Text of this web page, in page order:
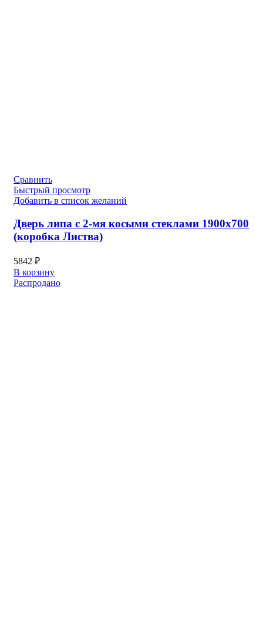
Сравнить
Быстрый просмотр
Добавить в список желаний
Дверь липа с 2-мя косыми стеклами 1900х700
(коробка Листва)
5842 ₽
В корзину
Распродано